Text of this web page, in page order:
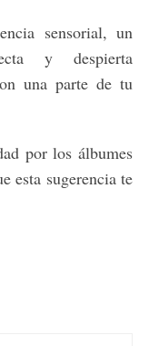
sensorial, un
y despierta
una parte de tu
por los álbumes
esta sugerencia te